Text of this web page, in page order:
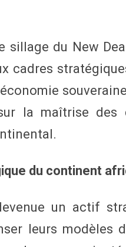
sillage du New
cadres
la maîtrise des
du continent
un actif
leurs modèles